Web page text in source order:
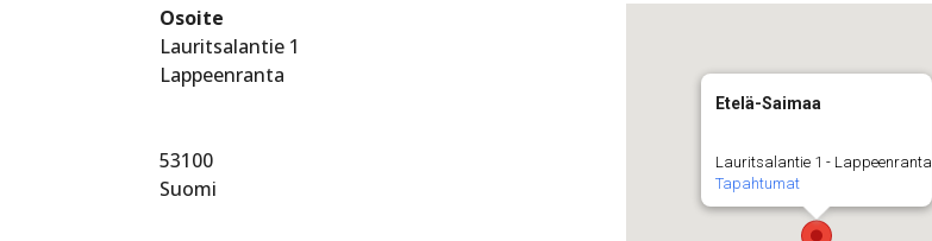
Etelä-Saimaa
Lauritsalantie 1 - Lappeenranta
Tapahtumat
Osoite
Lauritsalantie 1
Lappeenranta
53100
Suomi